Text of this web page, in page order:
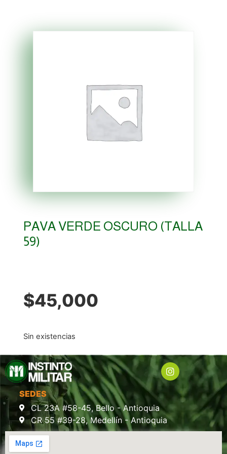
PAVA VERDE OSCURO (TALLA
59)
$45,000
Sin existencias
SEDES
CL 23A #58-45, Bello - Antioquia
CR 55 #39-28, Medellín - Antioquia